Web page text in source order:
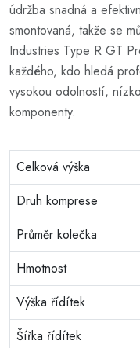
údržba snadná a
smontovaná, takže se
Industries Type R GT
každého, kdo hledá
vysokou odolností,
komponenty.
Celková výška
Druh komprese
Průměr kolečka
Hmotnost
Výška řídítek
Šířka řídítek